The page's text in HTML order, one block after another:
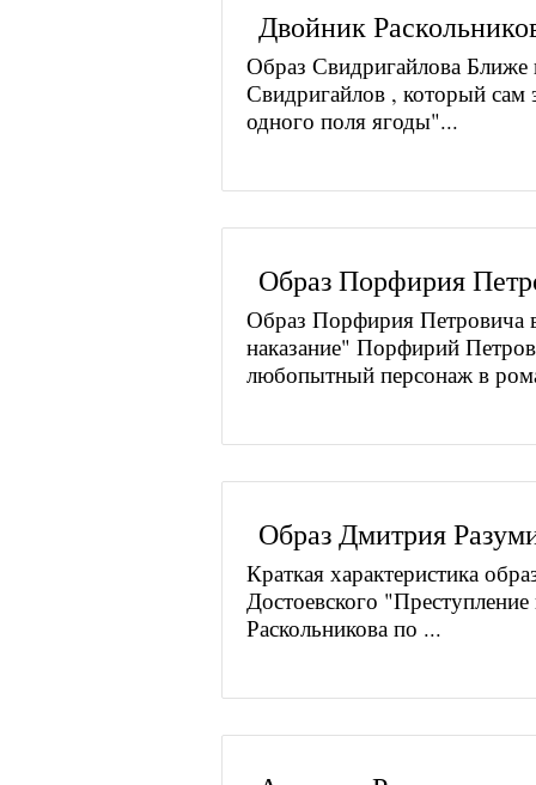
Двойник
Образ Свидригайлова Ближе
Свидригайлов , который
одного поля ягоды"...
Образ Порфирия
Образ Порфирия Петровича
наказание" Порфирий
любопытный персонаж в
Образ Дмитрия
Краткая характеристика
Достоевского
Раскольникова по ...